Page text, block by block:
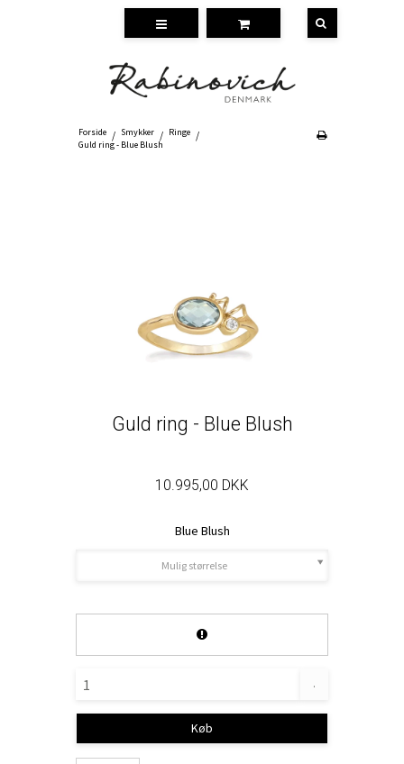
Forside / Smykker / Ringe /
Guld ring - Blue Blush
Guld ring - Blue Blush
10.995,00 DKK
Blue Blush
Mulig størrelse
.
Køb